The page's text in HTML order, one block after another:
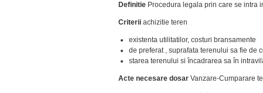
Definitie Procedura legala prin care se intra
Criterii achizitie teren
existenta utilitatilor, costuri bransamente
de preferat , suprafata terenului sa fie de
starea terenului si încadrarea sa în
Acte necesare dosar Vanzare-Cumparare